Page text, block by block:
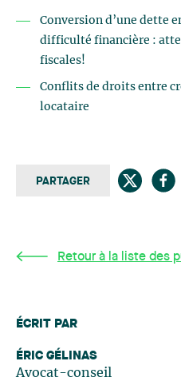
Conversion d’une dette
difficulté financière :
fiscales!
Conflits de droits entre
locataire
PARTAGER
Retour à la liste des
ÉCRIT PAR
ÉRIC GÉLINAS
Avocat-conseil